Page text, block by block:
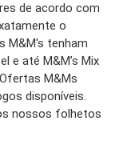
de acordo com
o
M&M's tenham
e até M&M’s Mix
M&Ms
disponíveis.
nossos folhetos